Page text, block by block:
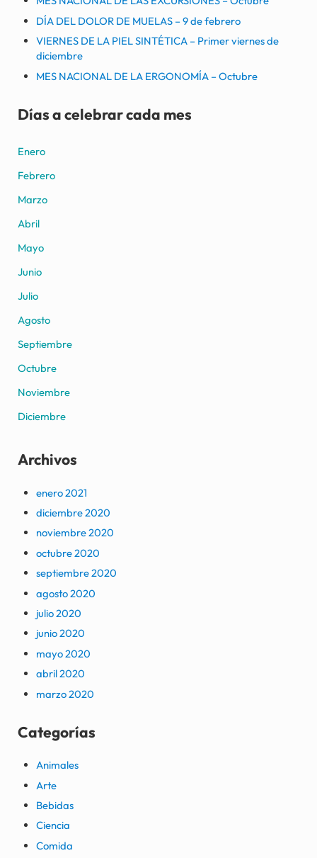
DÍA DEL DOLOR DE MUELAS – 9 de febrero
VIERNES DE LA PIEL SINTÉTICA – Primer viernes de
diciembre
MES NACIONAL DE LA ERGONOMÍA – Octubre
Días a celebrar cada mes
Enero
Febrero
Marzo
Abril
Mayo
Junio
Julio
Agosto
Septiembre
Octubre
Noviembre
Diciembre
Archivos
enero 2021
diciembre 2020
noviembre 2020
octubre 2020
septiembre 2020
agosto 2020
julio 2020
junio 2020
mayo 2020
abril 2020
marzo 2020
Categorías
Animales
Arte
Bebidas
Ciencia
Comida